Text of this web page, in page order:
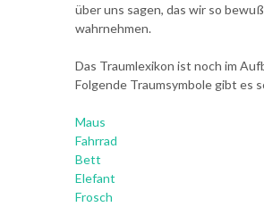
über uns sagen, das wir so
wahrnehmen.
Das Traumlexikon ist noch im
Folgende Traumsymbole gibt es
Maus
Fahrrad
Bett
Elefant
Frosch